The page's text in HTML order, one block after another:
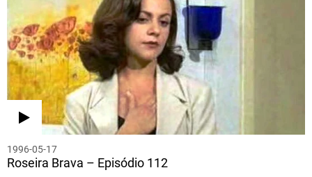
1996-05-17
Roseira Brava – Episódio 112